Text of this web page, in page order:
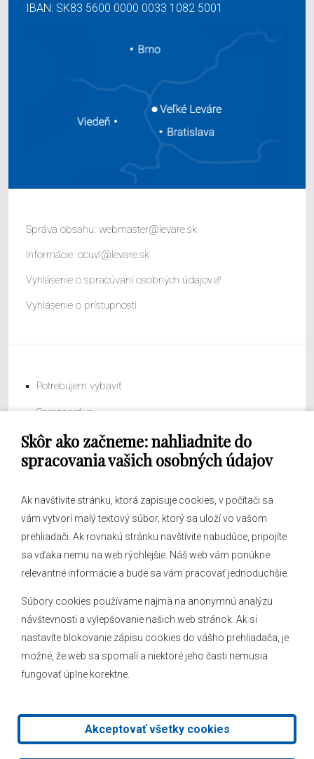
Skôr ako začneme: nahliadnite do
spracovania vašich osobných údajov
Ak navštívite stránku, ktorá zapisuje cookies, v počítači sa
vám vytvorí malý textový súbor, ktorý sa uloží vo vašom
prehliadači. Ak rovnakú stránku navštívite nabudúce, pripojíte
sa vďaka nemu na web rýchlejšie. Náš web vám ponúkne
relevantné informácie a bude sa vám pracovať jednoduchšie.
Súbory cookies používame najmä na anonymnú analýzu
návštevnosti a vylepšovanie našich web stránok. Ak si
nastavíte blokovanie zápisu cookies do vášho prehliadača, je
možné, že web sa spomalí a niektoré jeho časti nemusia
fungovať úplne korektne.
Akceptovať všetky cookies
IBAN: SK83 5600 0000 0033 1082 5001
Správa obsahu: webmaster@levare.sk
Informácie: ocuvl@levare.sk
Vyhlásenie o spracúvaní osobných údajov
Vyhlásenie o prístupnosti
Potrebujem vybaviť
Samospráva
Obecný úrad
O obci
Hlásenia obecného rozhlasu
Kontakt
Mapa stránok